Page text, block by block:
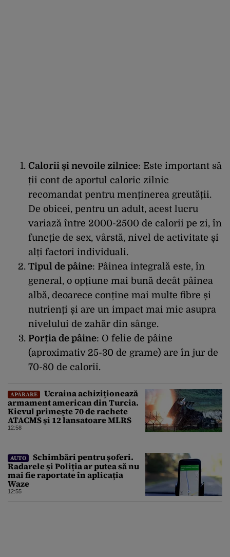
Calorii și nevoile zilnice: Este important să
ții cont de aportul caloric zilnic
recomandat pentru menținerea greutății.
De obicei, pentru un adult, acest lucru
variază între 2000-2500 de calorii pe zi, în
funcție de sex, vârstă, nivel de activitate și
alți factori individuali.
Tipul de pâine: Pâinea integrală este, în
general, o opțiune mai bună decât pâinea
albă, deoarece conține mai multe fibre și
nutrienți și are un impact mai mic asupra
nivelului de zahăr din sânge.
Porția de pâine: O felie de pâine
(aproximativ 25-30 de grame) are în jur de
70-80 de calorii.
APĂRARE
Ucraina achiziționează
armament american din Turcia.
Kievul primește 70 de rachete
ATACMS și 12 lansatoare MLRS
12:58
AUTO
Schimbări pentru șoferi.
Radarele și Poliția ar putea să nu
mai fie raportate în aplicația
Waze
12:55